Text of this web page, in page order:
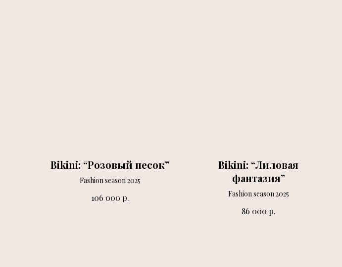
Bikini: “Розовый песок”
Fashion season 2025
106 000 р.
Bikini: “Лиловая
фантазия”
Fashion season 2025
86 000 р.